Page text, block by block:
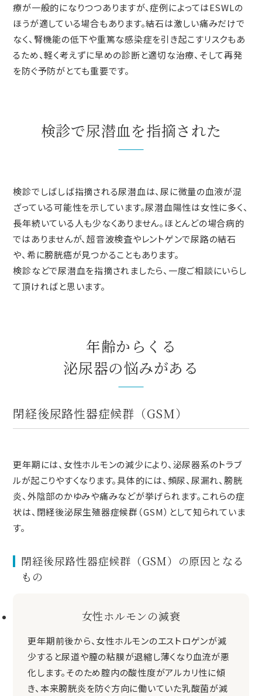
療が一般的になりつつありますが、症例によってはESWLの
ほうが適している場合もあります。結石は激しい痛みだけで
なく、腎機能の低下や重篤な感染症を引き起こすリスクもあ
るため、軽く考えずに早めの診断と適切な治療、そして再発
を防ぐ予防がとても重要です。
検診で尿潜血を指摘された
検診でしばしば指摘される尿潜血は、尿に微量の血液が混
ざっている可能性を示しています。尿潜血陽性は女性に多く、
長年続いている人も少なくありません。ほとんどの場合病的
ではありませんが、超音波検査やレントゲンで尿路の結石
や、希に膀胱癌が見つかることもあります。
検診などで尿潜血を指摘されましたら、一度ご相談にいらし
て頂ければと思います。
年齢からくる
泌尿器の悩みがある
閉経後尿路性器症候群（GSM）
更年期には、女性ホルモンの減少により、泌尿器系のトラブ
ルが起こりやすくなります。具体的には、頻尿、尿漏れ、膀胱
炎、外陰部のかゆみや痛みなどが挙げられます。これらの症
状は、閉経後泌尿生殖器症候群（GSM）として知られていま
す。
閉経後尿路性器症候群（GSM）の原因となる
もの
女性ホルモンの減衰
更年期前後から、女性ホルモンのエストロゲンが減
少すると尿道や膣の粘膜が退縮し薄くなり血流が悪
化します。そのため腟内の酸性度がアルカリ性に傾
き、本来膀胱炎を防ぐ方向に働いていた乳酸菌が減